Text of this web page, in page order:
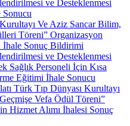
ve Desteklenmesi
Sonucu
Ve Aziz Sancar Bilim,
Töreni” Organizasyon
İhale Sonuç Bildirimi
ve Desteklenmesi
Sağlık Personeli İçin Kısa
Eğitimi İhale Sonucu
Türk Tıp Dünyası Kurultayı
Vefa Ödül Töreni”
Hizmet Alımı İhalesi Sonuç